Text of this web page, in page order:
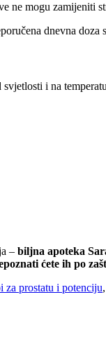
ne mogu
dnevna
i na
– biljna apoteka
ćete ih po
za prostatu i potenciju,